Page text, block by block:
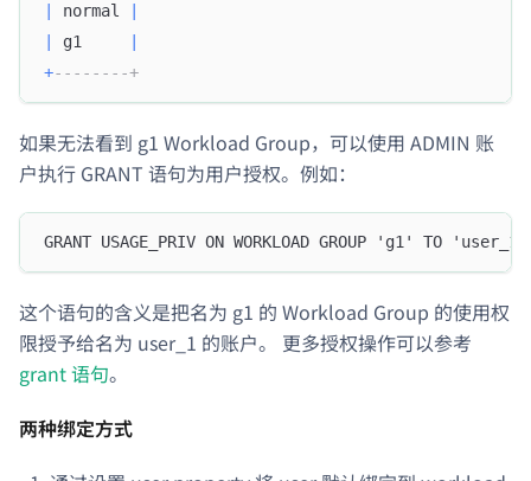
normal
g1
+--------+
如果无法看到 g1 Workload Group，可以使用 ADMIN 账
户执行 GRANT 语句为用户授权。例如：
GRANT USAGE_PRIV ON WORKLOAD GROUP 'g1' TO
这个语句的含义是把名为 g1 的 Workload Group 的使用权
限授予给名为 user_1 的账户。 更多授权操作可以参考
grant 语句。
两种绑定方式